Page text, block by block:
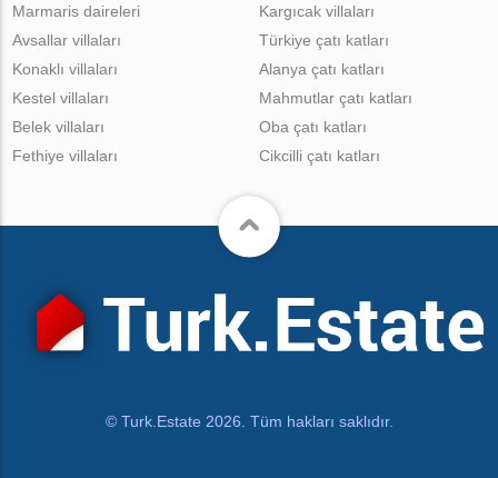
Marmaris daireleri
Kargıcak villaları
Avsallar villaları
Konaklı villaları
Kestel villaları
Belek villaları
Fethiye villaları
Türkiye çatı katları
Alanya çatı katları
Mahmutlar çatı katları
Oba çatı katları
Cikcilli çatı katları
© Turk.Estate 2026. Tüm hakları saklıdır.